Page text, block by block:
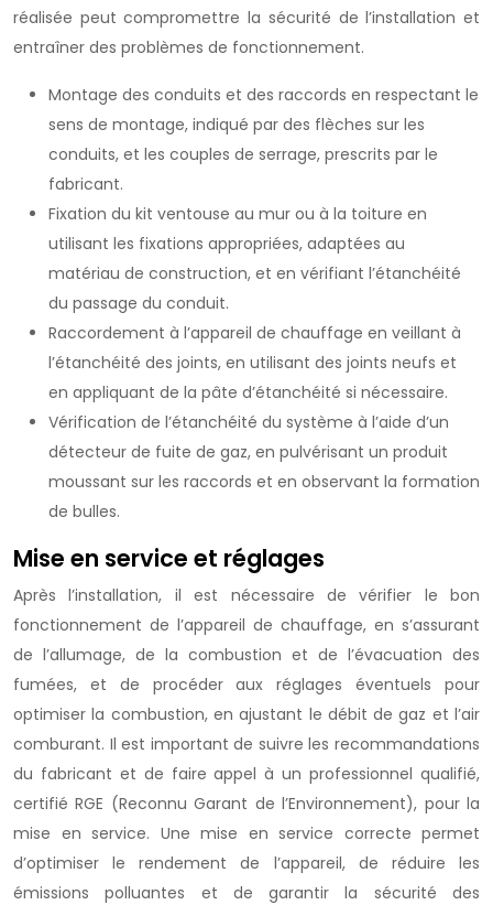
réalisée peut compromettre la sécurité de l’installation et
entraîner des problèmes de fonctionnement.
Montage des conduits et des raccords en respectant le
sens de montage, indiqué par des flèches sur les
conduits, et les couples de serrage, prescrits par le
fabricant.
Fixation du kit ventouse au mur ou à la toiture en
utilisant les fixations appropriées, adaptées au
matériau de construction, et en vérifiant l’étanchéité
du passage du conduit.
Raccordement à l’appareil de chauffage en veillant à
l’étanchéité des joints, en utilisant des joints neufs et
en appliquant de la pâte d’étanchéité si nécessaire.
Vérification de l’étanchéité du système à l’aide d’un
détecteur de fuite de gaz, en pulvérisant un produit
moussant sur les raccords et en observant la formation
de bulles.
Mise en service et réglages
Après l’installation, il est nécessaire de vérifier le bon
fonctionnement de l’appareil de chauffage, en s’assurant
de l’allumage, de la combustion et de l’évacuation des
fumées, et de procéder aux réglages éventuels pour
optimiser la combustion, en ajustant le débit de gaz et l’air
comburant. Il est important de suivre les recommandations
du fabricant et de faire appel à un professionnel qualifié,
certifié RGE (Reconnu Garant de l’Environnement), pour la
mise en service. Une mise en service correcte permet
d’optimiser le rendement de l’appareil, de réduire les
émissions polluantes et de garantir la sécurité des